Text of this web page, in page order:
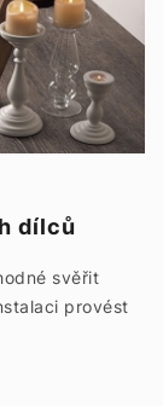
dílců
svěřit
provést